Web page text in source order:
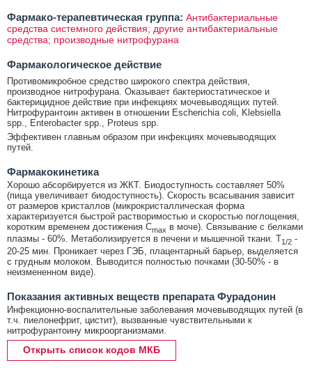
Фармако-терапевтическая группа: Антибактериальные
средства системного действия; другие антибактериальные
средства; производные нитрофурана
Фармакологическое действие
Противомикробное средство широкого спектра действия,
производное нитрофурана. Оказывает бактериостатическое и
бактерицидное действие при инфекциях мочевыводящих путей.
Нитрофурантоин активен в отношении Escherichia coli, Klebsiella
spp., Enterobacter spp., Proteus spp.
Эффективен главным образом при инфекциях мочевыводящих
путей.
Фармакокинетика
Хорошо абсорбируется из ЖКТ. Биодоступность составляет 50%
(пища увеличивает биодоступность). Скорость всасывания зависит
от размеров кристаллов (микрокристаллическая форма
характеризуется быстрой растворимостью и скоростью поглощения,
коротким временем достижения Cmax в моче). Связывание с белками
плазмы - 60%. Метаболизируется в печени и мышечной ткани. T1/2 -
20-25 мин. Проникает через ГЭБ, плацентарный барьер, выделяется
с грудным молоком. Выводится полностью почками (30-50% - в
неизмененном виде).
Показания активных веществ препарата Фурадонин
Инфекционно-воспалительные заболевания мочевыводящих путей (в
т.ч. пиелонефрит, цистит), вызванные чувствительными к
нитрофурантоину микроорганизмами.
Открыть список кодов МКБ